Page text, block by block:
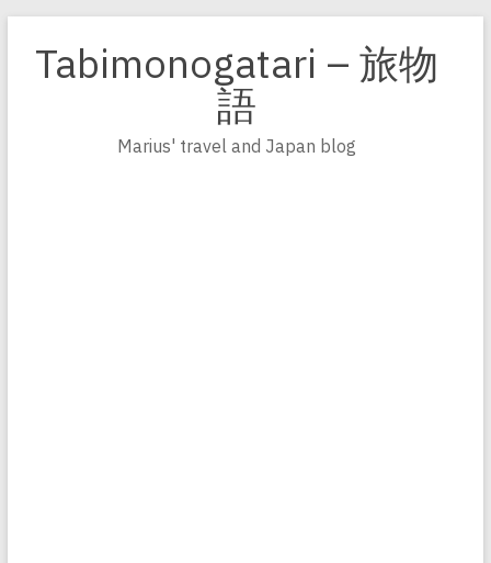
Inhalt
springen
Tabimonogatari – 旅物
語
Marius' travel and Japan blog